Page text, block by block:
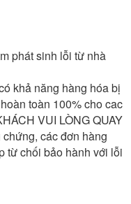
phát sinh lỗi từ nhà
khả năng hàng hóa bị
toàn 100% cho cac
VUI LÒNG QUAY
các đơn hàng
từ chối bảo hành với lỗi